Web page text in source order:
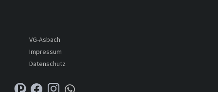
VG-Asbach
Impressum
Datenschutz